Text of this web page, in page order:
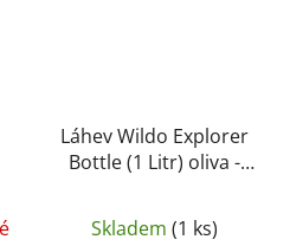
Láhev Wildo Explorer
Bottle (1 Litr) oliva -
Skladem (1 ks)